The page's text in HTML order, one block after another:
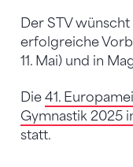
Der STV
erfolgreiche
11. Mai) und in
Die 41.
Gymnastik 2025
statt.